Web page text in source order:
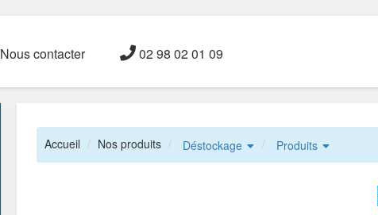
Nous contacter 02 98 02 01 09
Accueil Nos produits Déstockage Produits